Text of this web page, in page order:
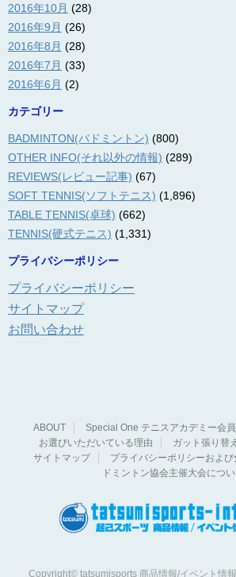
2016年10月 (28)
2016年9月 (26)
2016年8月 (28)
2016年7月 (33)
2016年6月 (2)
カテゴリー
BADMINTON(バドミントン) (800)
OTHER INFO(それ以外の情報) (289)
REVIEWS(レビュー記事) (67)
SOFT TENNIS(ソフトテニス) (1,896)
TABLE TENNIS(卓球) (662)
TENNIS(硬式テニス) (1,331)
プライバシーポリシー
プライバシーポリシー
サイトマップ
お問い合わせ
ABOUT
Special One テニスアカデミー会員
お選びいただいている理由
ガット張り替
サイトマップ
プライバシーポリシーおよ
ドミントン協会主催大会につ
Copyright© tatsumisports 商品情報/イベント情